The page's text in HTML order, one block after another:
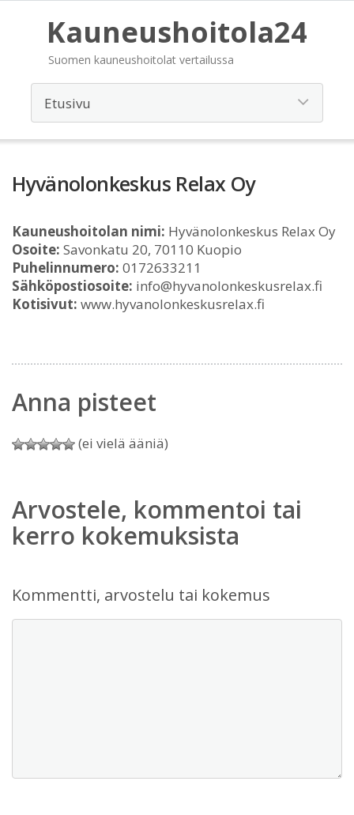
Kauneushoitola24
Suomen kauneushoitolat vertailussa
Hyvänolonkeskus Relax Oy
Kauneushoitolan nimi: Hyvänolonkeskus Relax Oy
Osoite: Savonkatu 20, 70110 Kuopio
Puhelinnumero: 0172633211
Sähköpostiosoite: info@hyvanolonkeskusrelax.fi
Kotisivut: www.hyvanolonkeskusrelax.fi
Anna pisteet
(ei vielä ääniä)
Arvostele, kommentoi tai
kerro kokemuksista
Kommentti, arvostelu tai kokemus